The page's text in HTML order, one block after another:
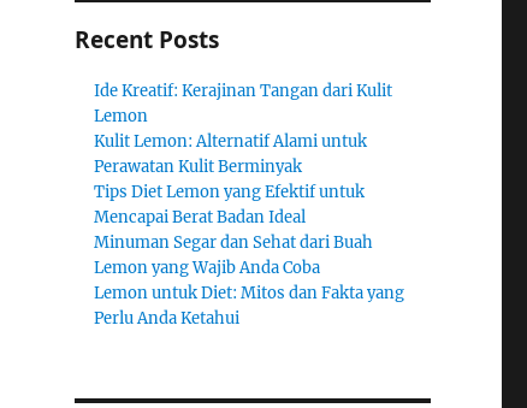
Recent Posts
Ide Kreatif: Kerajinan Tangan dari Kulit
Lemon
Kulit Lemon: Alternatif Alami untuk
Perawatan Kulit Berminyak
Tips Diet Lemon yang Efektif untuk
Mencapai Berat Badan Ideal
Minuman Segar dan Sehat dari Buah
Lemon yang Wajib Anda Coba
Lemon untuk Diet: Mitos dan Fakta yang
Perlu Anda Ketahui